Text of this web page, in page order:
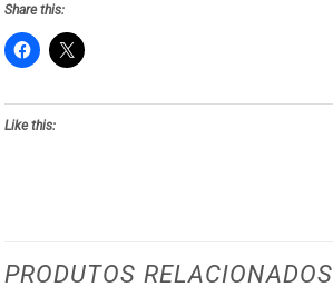
Share this:
Like this:
PRODUTOS RELACIONADOS